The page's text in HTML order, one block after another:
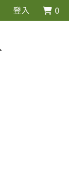
登入 0